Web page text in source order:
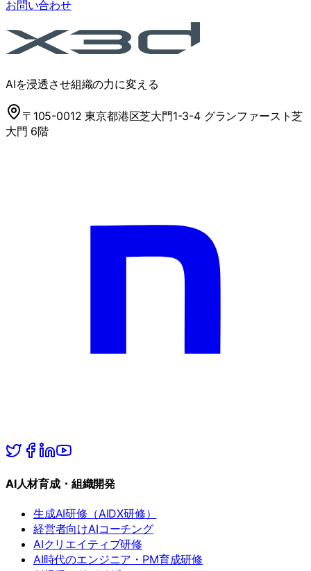
お問い合わせ
AIを浸透させ組織の力に変える
〒105-0012 東京都港区芝大門1-3-4 グランファースト芝
大門 6階
AI人材育成・組織開発
生成AI研修（AIDX研修）
経営者向けAIコーチング
AIクリエイティブ研修
AI時代のエンジニア・PM育成研修